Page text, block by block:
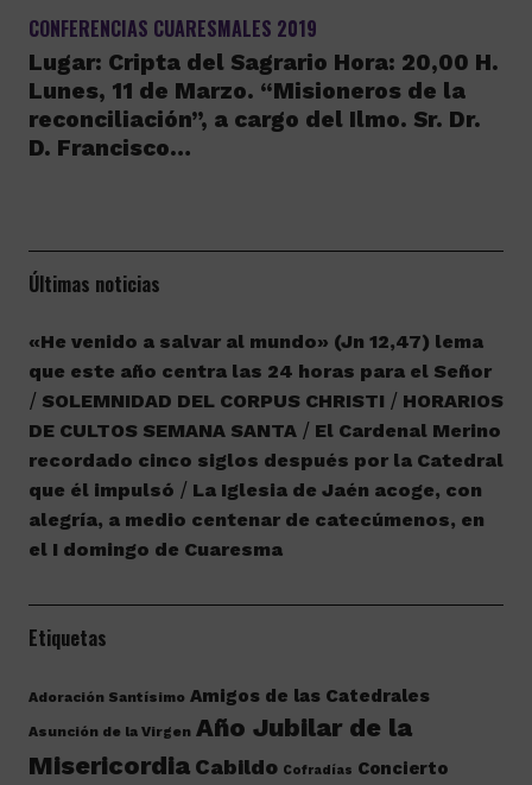
CONFERENCIAS CUARESMALES 2019
Lugar: Cripta del Sagrario Hora: 20,00 H.
Lunes, 11 de Marzo. “Misioneros de la
reconciliación”, a cargo del Ilmo. Sr. Dr.
D. Francisco…
Últimas noticias
«He venido a salvar al mundo» (Jn 12,47) lema
que este año centra las 24 horas para el Señor
SOLEMNIDAD DEL CORPUS CHRISTI
HORARIOS
DE CULTOS SEMANA SANTA
El Cardenal Merino
recordado cinco siglos después por la Catedral
que él impulsó
La Iglesia de Jaén acoge, con
alegría, a medio centenar de catecúmenos, en
el I domingo de Cuaresma
Etiquetas
Adoración Santísimo Amigos de las Catedrales
Asunción de la Virgen Año Jubilar de la
Misericordia Cabildo Cofradías Concierto